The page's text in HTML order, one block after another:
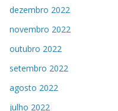
dezembro 2022
novembro 2022
outubro 2022
setembro 2022
agosto 2022
julho 2022